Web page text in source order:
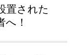
置された
へ！